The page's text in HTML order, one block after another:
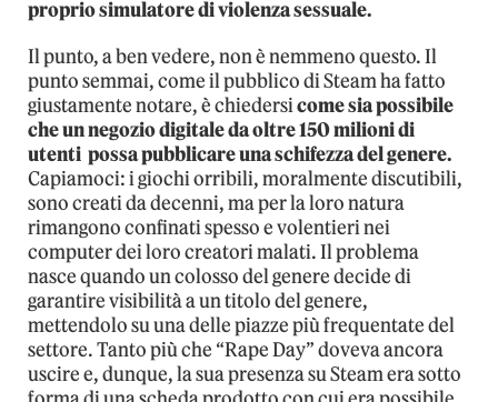
proprio simulatore di violenza sessuale.
Il punto, a ben vedere, non è nemmeno questo. Il
punto semmai, come il pubblico di Steam ha fatto
giustamente notare, è chiedersicome sia possibile
che un negozio digitale da oltre 150 milioni di
utenti possa pubblicare una schifezza del genere.
Capiamoci: i giochi orribili, moralmente discutibili,
sono creati da decenni, ma per la loro natura
rimangono confinati spesso e volentieri nei
computer dei loro creatori malati. Il problema
nasce quando un colosso del genere decide di
garantire visibilità a un titolo del genere,
mettendolo su una delle piazze più frequentate del
settore. Tanto più che “Rape Day” doveva ancora
uscire e, dunque, la sua presenza su Steam era sotto